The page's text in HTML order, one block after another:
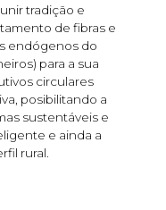
tradição e
de fibras e
endógenos do
para a sua
circulares
posibilitando a
sustentáveis e
e ainda a
rural.